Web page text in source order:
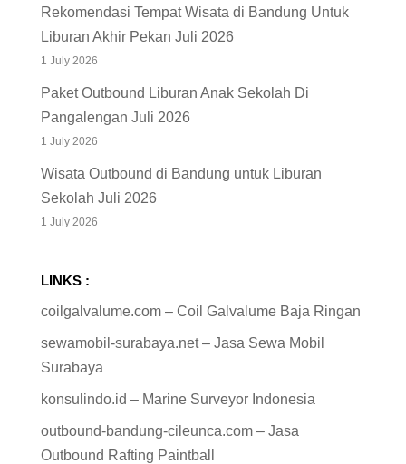
Rekomendasi Tempat Wisata di Bandung Untuk
Liburan Akhir Pekan Juli 2026
1 July 2026
Paket Outbound Liburan Anak Sekolah Di
Pangalengan Juli 2026
1 July 2026
Wisata Outbound di Bandung untuk Liburan
Sekolah Juli 2026
1 July 2026
LINKS :
coilgalvalume.com – Coil Galvalume Baja Ringan
sewamobil-surabaya.net – Jasa Sewa Mobil
Surabaya
konsulindo.id – Marine Surveyor Indonesia
outbound-bandung-cileunca.com – Jasa
Outbound Rafting Paintball